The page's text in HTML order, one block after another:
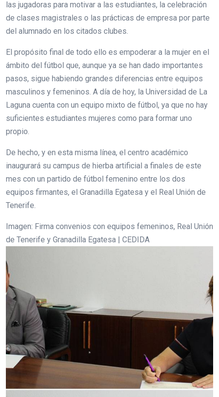
las jugadoras para motivar a las estudiantes, la celebración
de clases magistrales o las prácticas de empresa por parte
del alumnado en los citados clubes.
El propósito final de todo ello es empoderar a la mujer en el
ámbito del fútbol que, aunque ya se han dado importantes
pasos, sigue habiendo grandes diferencias entre equipos
masculinos y femeninos. A día de hoy, la Universidad de La
Laguna cuenta con un equipo mixto de fútbol, ya que no hay
suficientes estudiantes mujeres como para formar uno
propio.
De hecho, y en esta misma línea, el centro académico
inaugurará su campus de hierba artificial a finales de este
mes con un partido de fútbol femenino entre los dos
equipos firmantes, el Granadilla Egatesa y el Real Unión de
Tenerife.
Imagen: Firma convenios con equipos femeninos, Real Unión
de Tenerife y Granadilla Egatesa | CEDIDA